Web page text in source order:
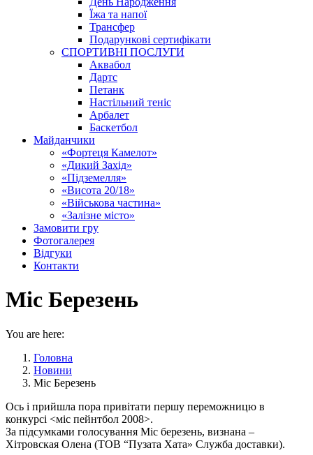
Їжа та напої
Трансфер
Подарункові сертифікати
СПОРТИВНІ ПОСЛУГИ
Аквабол
Дартс
Петанк
Настільний теніс
Арбалет
Баскетбол
Майданчики
«Фортеця Камелот»
«Дикий Захід»
«Підземелля»
«Висота 20/18»
«Військова частина»
«Залізне місто»
Замовити гру
Фотогалерея
Відгуки
Контакти
Міс Березень
You are here:
Головна
Новини
Міс Березень
Ось і прийшла пора привітати першу переможницю в
конкурсі <міс пейнтбол 2008>.
За підсумками голосування Міс березень, визнана –
Хітровская Олена (ТОВ “Пузата Хата» Служба доставки).